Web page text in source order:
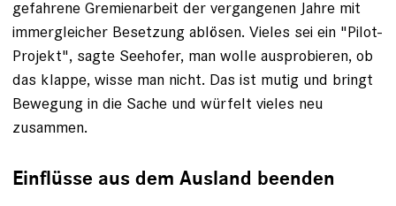
gefahrene Gremienarbeit der vergangenen Jahre mit
immergleicher Besetzung ablösen. Vieles sei ein "Pilot-
Projekt", sagte Seehofer, man wolle ausprobieren, ob
das klappe, wisse man nicht. Das ist mutig und bringt
Bewegung in die Sache und würfelt vieles neu
zusammen.
Einflüsse aus dem Ausland beenden